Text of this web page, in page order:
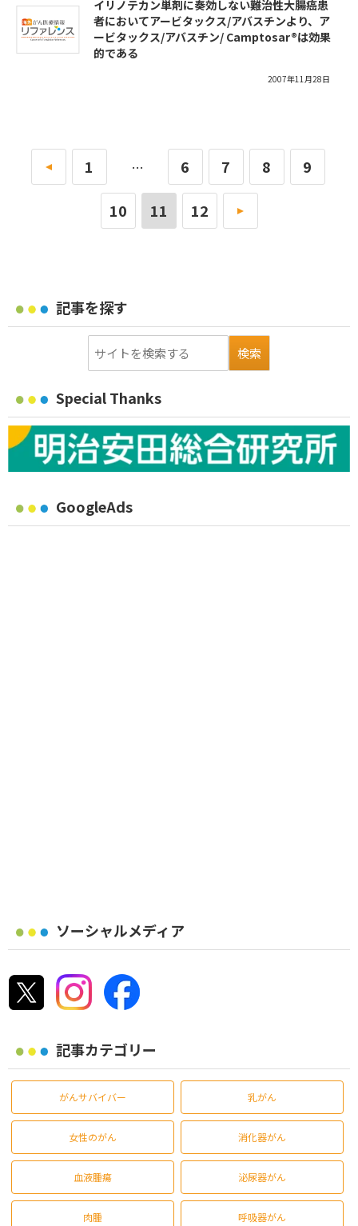
イリノテカン単剤に奏効しない難治性大腸癌患
者においてアービタックス/アバスチンより、ア
ービタックス/アバスチン/ Camptosar®は効果
的である
2007年11月28日
« 1 … 6 7 8 9
10 11 12 »
記事を探す
Special Thanks
GoogleAds
ソーシャルメディア
記事カテゴリー
がんサバイバー 乳がん
女性のがん 消化器がん
血液腫瘍 泌尿器がん
肉腫 呼吸器がん